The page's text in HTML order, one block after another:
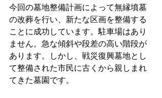
今回の墓地整備計画によって無縁墳墓
の改葬を行い、新たな区画を整備する
ことに成功しています。駐車場はあり
ません。急な傾斜や段差の高い階段が
あります。しかし、戦災復興墓地とし
て整備された市民に古くから親しまれ
てきた墓園です。